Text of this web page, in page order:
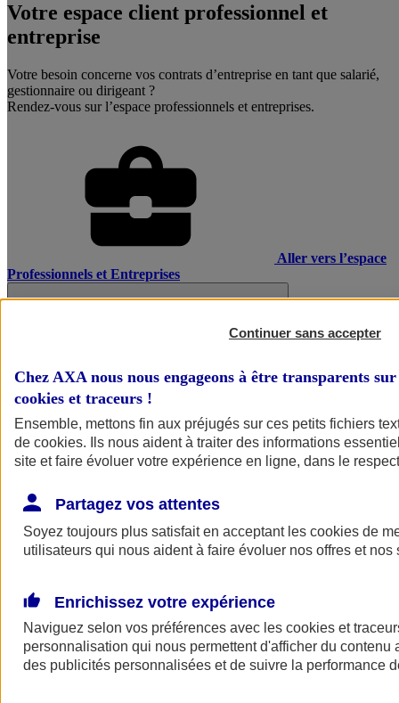
Votre espace client professionnel et
entreprise
Votre besoin concerne vos contrats d’entreprise en tant que salarié,
gestionnaire ou dirigeant ?
Rendez-vous sur l’espace professionnels et entreprises.
Aller vers l’espace
Professionnels et Entreprises
Continuer sans accepter
Chez AXA nous nous engageons à être transparents
cookies et traceurs !
Ensemble, mettons fin aux préjugés sur ces petits fichiers
de cookies. Ils nous aident à traiter des informations
site et faire évoluer votre expérience en ligne, dans le
Partagez vos attentes
Soyez toujours plus satisfait en acceptant les cookies de
utilisateurs qui nous aident à faire évoluer nos offres et nos
Enrichissez votre expérience
Naviguez selon vos préférences avec les cookies et
personnalisation qui nous permettent d'afficher du contenu
des publicités personnalisées et de suivre la performance